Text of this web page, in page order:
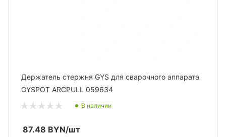
Держатель стержня GYS для сварочного аппарата
GYSPOT ARCPULL 059634
В наличии
87.48 BYN/шт